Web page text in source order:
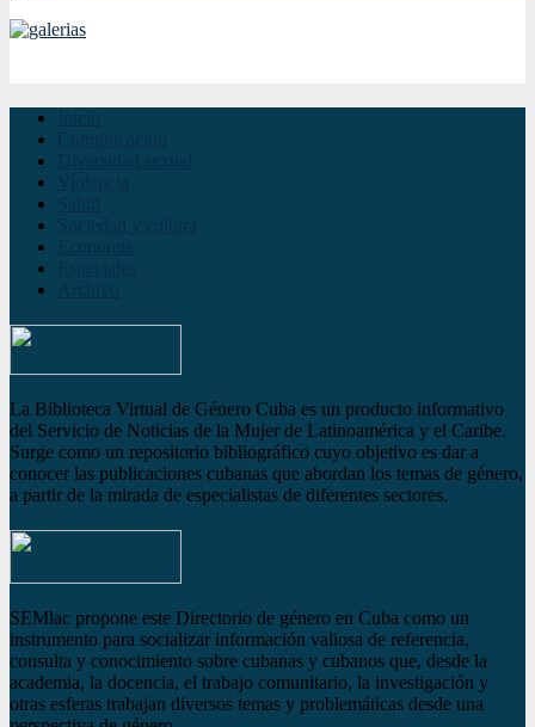
La Biblioteca Virtual de Género Cuba es un producto informativo
del Servicio de Noticias de la Mujer de Latinoamérica y el Caribe.
Surge como un repositorio bibliográfico cuyo objetivo es dar a
conocer las publicaciones cubanas que abordan los temas de género,
a partir de la mirada de especialistas de diferentes sectores.
SEMlac propone este Directorio de género en Cuba como un
instrumento para socializar información valiosa de referencia,
consulta y conocimiento sobre cubanas y cubanos que, desde la
academia, la docencia, el trabajo comunitario, la investigación y
otras esferas trabajan diversos temas y problemáticas desde una